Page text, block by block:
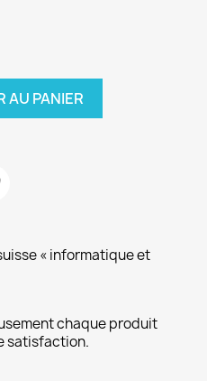
AU PANIER
« informatique et
chaque produit
satisfaction.